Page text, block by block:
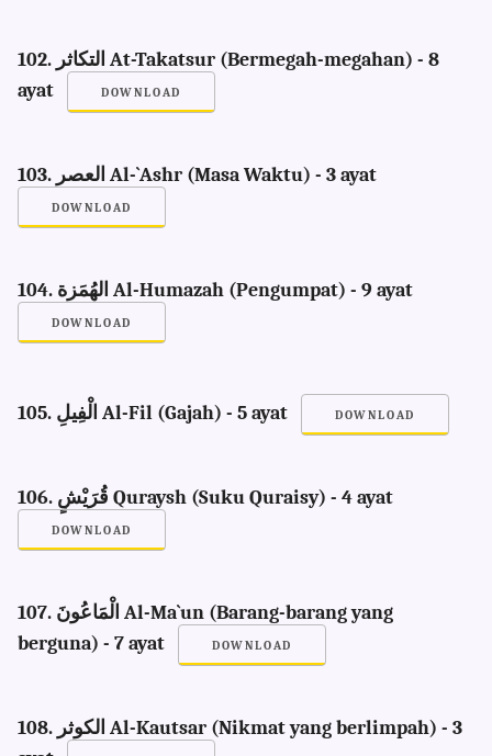
102. التكاثر At-Takatsur (Bermegah-megahan) - 8
ayat
DOWNLOAD
103. العصر Al-`Ashr (Masa Waktu) - 3 ayat
DOWNLOAD
104. الهُمَزة Al-Humazah (Pengumpat) - 9 ayat
DOWNLOAD
105. الْفِيلِ Al-Fil (Gajah) - 5 ayat DOWNLOAD
106. قُرَيْشٍ Quraysh (Suku Quraisy) - 4 ayat
DOWNLOAD
107. الْمَاعُونَ Al-Ma`un (Barang-barang yang
berguna) - 7 ayat
DOWNLOAD
108. الكوثر Al-Kautsar (Nikmat yang berlimpah) - 3